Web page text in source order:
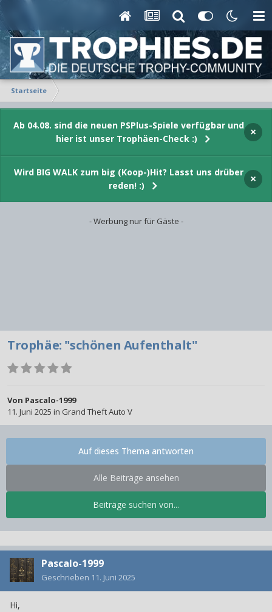
Startseite
Ab 04.08. sind die neuen PSPlus-Spiele verfügbar und
hier ist unser Trophäen-Check :)
×
Wird BIG WALK zum big (Koop-)Hit? Lasst uns drüber
reden! :)
×
- Werbung nur für Gäste -
Trophäe: "schönen Aufenthalt"
Von Pascalo-1999
11. Juni 2025 in Grand Theft Auto V
Beiträge suchen von...
Alle Beiträge ansehen
Auf dieses Thema antworten
Pascalo-1999
Geschrieben 11. Juni 2025
Hi,